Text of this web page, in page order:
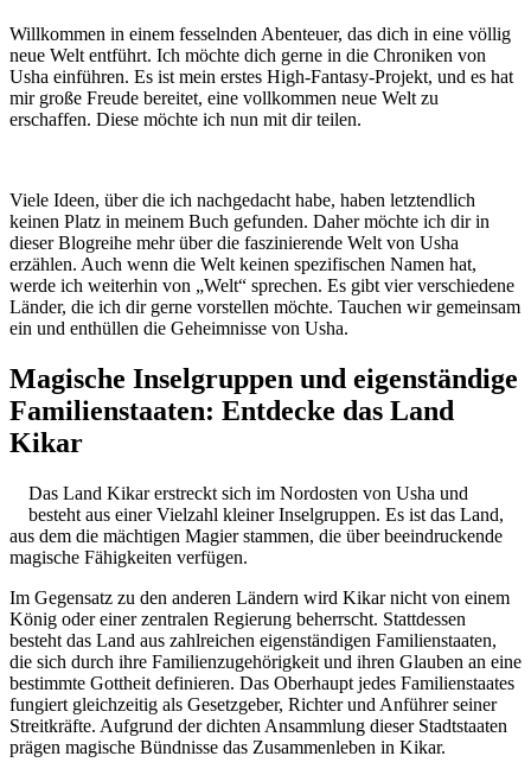
Willkommen in einem fesselnden Abenteuer, das dich in eine völlig
neue Welt entführt. Ich möchte dich gerne in die Chroniken von
Usha einführen. Es ist mein erstes High-Fantasy-Projekt, und es hat
mir große Freude bereitet, eine vollkommen neue Welt zu
erschaffen. Diese möchte ich nun mit dir teilen.
Viele Ideen, über die ich nachgedacht habe, haben letztendlich
keinen Platz in meinem Buch gefunden. Daher möchte ich dir in
dieser Blogreihe mehr über die faszinierende Welt von Usha
erzählen. Auch wenn die Welt keinen spezifischen Namen hat,
werde ich weiterhin von „Welt“ sprechen. Es gibt vier verschiedene
Länder, die ich dir gerne vorstellen möchte. Tauchen wir gemeinsam
ein und enthüllen die Geheimnisse von Usha.
Magische Inselgruppen und eigenständige
Familienstaaten: Entdecke das Land
Kikar
Das Land Kikar erstreckt sich im Nordosten von Usha und
besteht aus einer Vielzahl kleiner Inselgruppen. Es ist das Land,
aus dem die mächtigen Magier stammen, die über beeindruckende
magische Fähigkeiten verfügen.
Im Gegensatz zu den anderen Ländern wird Kikar nicht von einem
König oder einer zentralen Regierung beherrscht. Stattdessen
besteht das Land aus zahlreichen eigenständigen Familienstaaten,
die sich durch ihre Familienzugehörigkeit und ihren Glauben an eine
bestimmte Gottheit definieren. Das Oberhaupt jedes Familienstaates
fungiert gleichzeitig als Gesetzgeber, Richter und Anführer seiner
Streitkräfte. Aufgrund der dichten Ansammlung dieser Stadtstaaten
prägen magische Bündnisse das Zusammenleben in Kikar.